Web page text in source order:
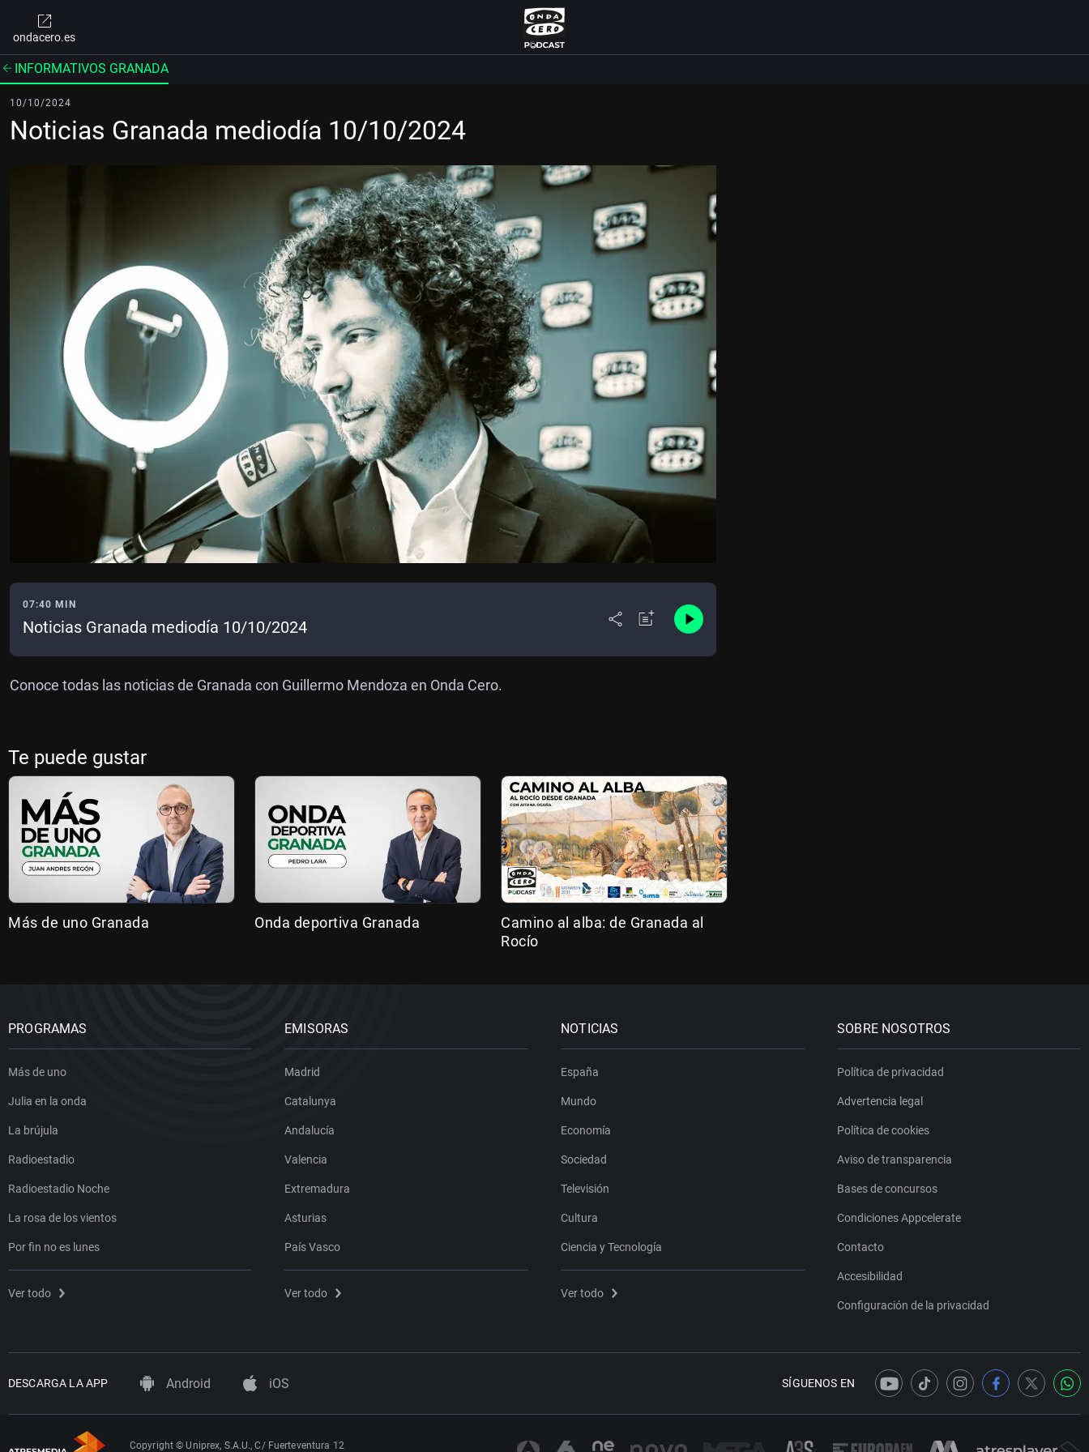
ondacero.es
INFORMATIVOS GRANADA
10/10/2024
Noticias Granada mediodía 10/10/2024
07:40 MIN
Noticias Granada mediodía 10/10/2024
Conoce todas las noticias de Granada con Guillermo Mendoza en Onda Cero.
Te puede gustar
Más de uno Granada Onda deportiva Granada
Camino al alba: de Granada al
Rocío
PROGRAMAS
Más de uno
Julia en la onda
La brújula
Radioestadio
Radioestadio Noche
La rosa de los vientos
Por fin no es lunes
Ver todo
EMISORAS
Madrid
Catalunya
Andalucía
Valencia
Extremadura
Asturias
País Vasco
Ver todo
NOTICIAS
España
Mundo
Economía
Sociedad
Televisión
Cultura
Ciencia y Tecnología
Ver todo
SOBRE NOSOTROS
Política de privacidad
Advertencia legal
Política de cookies
Aviso de transparencia
Bases de concursos
Condiciones Appcelerate
Contacto
Accesibilidad
Configuración de la privacidad
DESCARGA LA APP Android iOS SÍGUENOS EN
Copyright © Uniprex, S.A.U., C/ Fuerteventura 12